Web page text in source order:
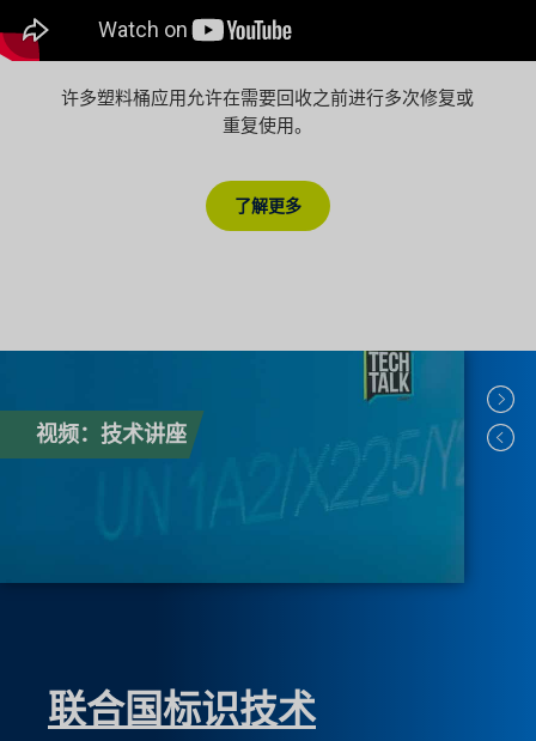
许多塑料桶应用允许在需要回收之前进行多次修复或
重复使用。
了解更多
视频：技术讲座
联合国标识技术